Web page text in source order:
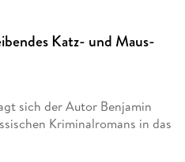
Katz- und Maus-
sich der Autor Benjamin
Kriminalromans in das